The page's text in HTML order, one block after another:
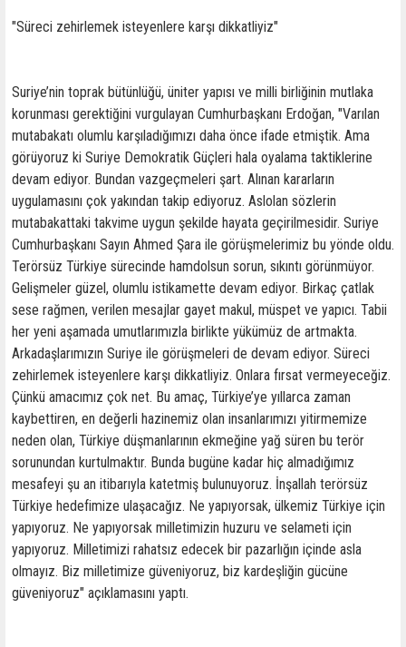
"Süreci zehirlemek isteyenlere karşı dikkatliyiz"
Suriye’nin toprak bütünlüğü, üniter yapısı ve milli birliğinin mutlaka
korunması gerektiğini vurgulayan Cumhurbaşkanı Erdoğan, "Varılan
mutabakatı olumlu karşıladığımızı daha önce ifade etmiştik. Ama
görüyoruz ki Suriye Demokratik Güçleri hala oyalama taktiklerine
devam ediyor. Bundan vazgeçmeleri şart. Alınan kararların
uygulamasını çok yakından takip ediyoruz. Aslolan sözlerin
mutabakattaki takvime uygun şekilde hayata geçirilmesidir. Suriye
Cumhurbaşkanı Sayın Ahmed Şara ile görüşmelerimiz bu yönde oldu.
Terörsüz Türkiye sürecinde hamdolsun sorun, sıkıntı görünmüyor.
Gelişmeler güzel, olumlu istikamette devam ediyor. Birkaç çatlak
sese rağmen, verilen mesajlar gayet makul, müspet ve yapıcı. Tabii
her yeni aşamada umutlarımızla birlikte yükümüz de artmakta.
Arkadaşlarımızın Suriye ile görüşmeleri de devam ediyor. Süreci
zehirlemek isteyenlere karşı dikkatliyiz. Onlara fırsat vermeyeceğiz.
Çünkü amacımız çok net. Bu amaç, Türkiye’ye yıllarca zaman
kaybettiren, en değerli hazinemiz olan insanlarımızı yitirmemize
neden olan, Türkiye düşmanlarının ekmeğine yağ süren bu terör
sorunundan kurtulmaktır. Bunda bugüne kadar hiç almadığımız
mesafeyi şu an itibarıyla katetmiş bulunuyoruz. İnşallah terörsüz
Türkiye hedefimize ulaşacağız. Ne yapıyorsak, ülkemiz Türkiye için
yapıyoruz. Ne yapıyorsak milletimizin huzuru ve selameti için
yapıyoruz. Milletimizi rahatsız edecek bir pazarlığın içinde asla
olmayız. Biz milletimize güveniyoruz, biz kardeşliğin gücüne
güveniyoruz" açıklamasını yaptı.